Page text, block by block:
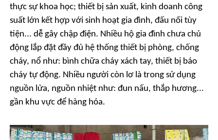
thực sự khoa học; thiết bị sản xuất, kinh doanh công
suất lớn kết hợp với sinh hoạt gia đình, đấu nối tùy
tiện... dễ gây chập điện. Nhiều hộ gia đình chưa chủ
động lắp đặt đầy đủ hệ thống thiết bị phòng, chống
cháy, nổ như: bình chữa cháy xách tay, thiết bị báo
cháy tự động. Nhiều người còn lơ là trong sử dụng
nguồn lửa, nguồn nhiệt như: đun nấu, thắp hương...
gần khu vực để hàng hóa.